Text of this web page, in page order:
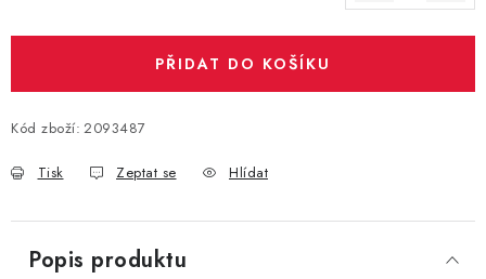
ORGANZY, STOLOVÉ ŠERPY
PŘIDAT DO KOŠÍKU
Kód zboží: 2093487
Tisk Zeptat se Hlídat
Popis produktu